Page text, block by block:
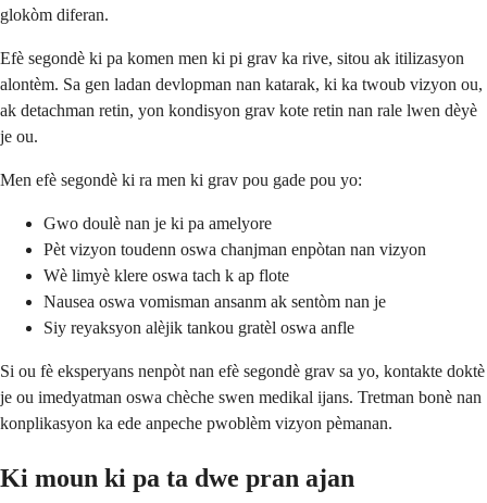
glokòm diferan.
Efè segondè ki pa komen men ki pi grav ka rive, sitou ak itilizasyon
alontèm. Sa gen ladan devlopman nan katarak, ki ka twoub vizyon ou,
ak detachman retin, yon kondisyon grav kote retin nan rale lwen dèyè
je ou.
Men efè segondè ki ra men ki grav pou gade pou yo:
Gwo doulè nan je ki pa amelyore
Pèt vizyon toudenn oswa chanjman enpòtan nan vizyon
Wè limyè klere oswa tach k ap flote
Nausea oswa vomisman ansanm ak sentòm nan je
Siy reyaksyon alèjik tankou gratèl oswa anfle
Si ou fè eksperyans nenpòt nan efè segondè grav sa yo, kontakte doktè
je ou imedyatman oswa chèche swen medikal ijans. Tretman bonè nan
konplikasyon ka ede anpeche pwoblèm vizyon pèmanan.
Ki moun ki pa ta dwe pran ajan